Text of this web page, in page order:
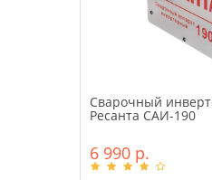
Сварочный
Ресанта САИ-190
6 990 р.